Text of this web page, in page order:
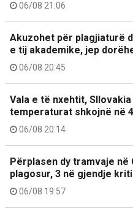
06/08 21:06
Akuzohet për plagjiaturë
e tij akademike, jep
06/08 20:45
Vala e të nxehtit,
temperaturat shkojnë në
06/08 20:14
Përplasen dy tramvaje në
plagosur, 3 në gjendje
06/08 19:57